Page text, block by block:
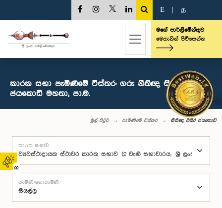
02
E த
මගේ පාර්ලිමේන්තුව
මෙතැනින් පිවිසෙන්න
කාරක සභා පැමිණීමේ විස්තර: ගරු නීතිඥ සිසිර
ජයකොඩි මහතා, පා.ම.
මුල් පිටුව පැමිණීමේ විස්තර නීතිඥ සිසිර ජයකොඩි
කාරක සභාව
පැමිණි/නොපැමිණි